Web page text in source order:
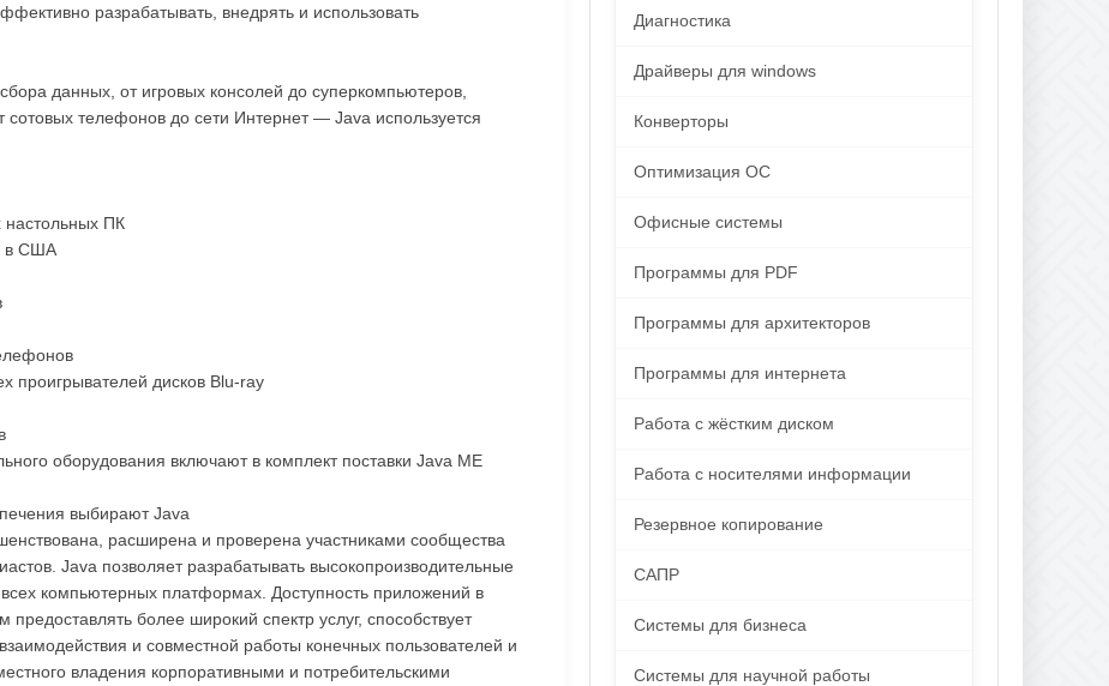
разрабатывать, внедрять и использовать
данных, от игровых консолей до суперкомпьютеров,
сотовых телефонов до сети Интернет — Java используется
настольных ПК
в США
проигрывателей дисков Blu-ray
оборудования включают в комплект поставки Java ME
выбирают Java
расширена и проверена участниками сообщества
Java позволяет разрабатывать высокопроизводительные
компьютерных платформах. Доступность приложений в
более широкий спектр услуг, способствует
и совместной работы конечных пользователей и
владения корпоративными и потребительскими
Диагностика
Драйверы для windows
Конверторы
Оптимизация ОС
Офисные системы
Программы для PDF
Программы для архитекторов
Программы для интернета
Работа с жёстким диском
Работа с носителями информации
Резервное копирование
САПР
Системы для бизнеса
Системы для научной работы